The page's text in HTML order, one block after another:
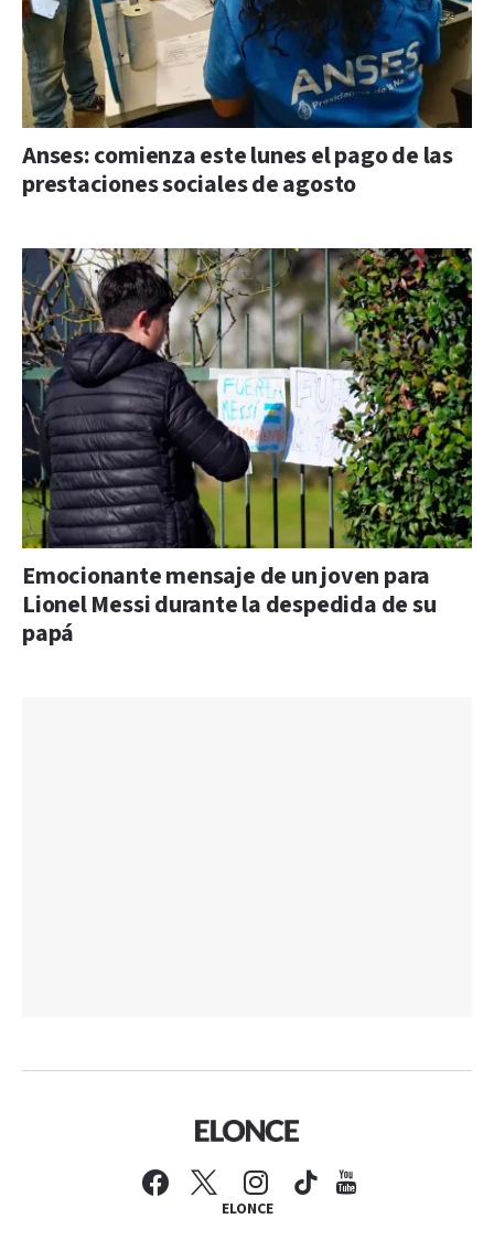
Anses: comienza este lunes el pago de las
prestaciones sociales de agosto
Emocionante mensaje de un joven para
Lionel Messi durante la despedida de su
papá
ELONCE